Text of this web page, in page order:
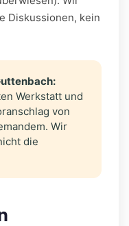
Diskussionen, kein
Werkstatt und
von
Wir
die